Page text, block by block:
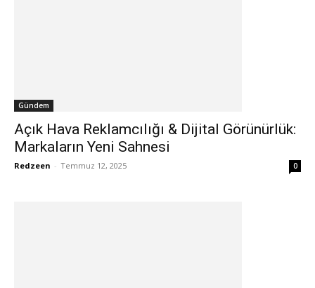
Gündem
Açık Hava Reklamcılığı & Dijital Görünürlük:
Markaların Yeni Sahnesi
Redzeen - Temmuz 12, 2025 0